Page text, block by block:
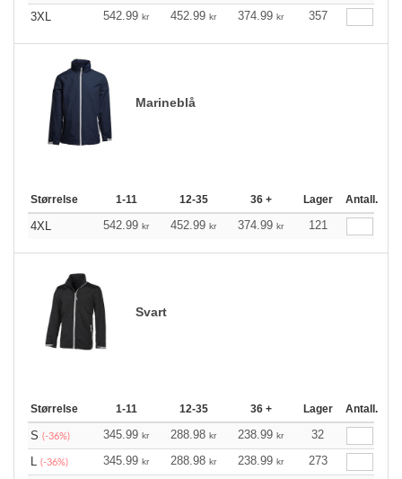
3XL
542.99 kr 452.99 kr 374.99 kr 357
Marineblå
Størrelse 1-11 12-35 36 + Lager Antall.
4XL 542.99 kr 452.99 kr 374.99 kr 121
Svart
Størrelse 1-11 12-35 36 + Lager Antall.
S (-36%) 345.99 kr 288.98 kr 238.99 kr
32
L (-36%) 345.99 kr 288.98 kr 238.99 kr
273